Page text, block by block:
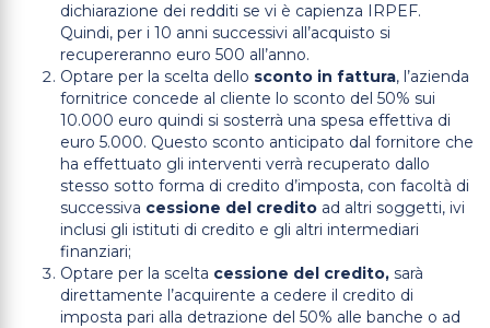
dichiarazione dei redditi se vi è capienza IRPEF.
Quindi, per i 10 anni successivi all’acquisto si
recupereranno euro 500 all’anno.
Optare per la scelta dello sconto in fattura, l’azienda
fornitrice concede al cliente lo sconto del 50% sui
10.000 euro quindi si sosterrà una spesa effettiva di
euro 5.000. Questo sconto anticipato dal fornitore che
ha effettuato gli interventi verrà recuperato dallo
stesso sotto forma di credito d’imposta, con facoltà di
successiva cessione del credito ad altri soggetti, ivi
inclusi gli istituti di credito e gli altri intermediari
finanziari;
Optare per la scelta cessione del credito, sarà
direttamente l’acquirente a cedere il credito di
imposta pari alla detrazione del 50% alle banche o ad